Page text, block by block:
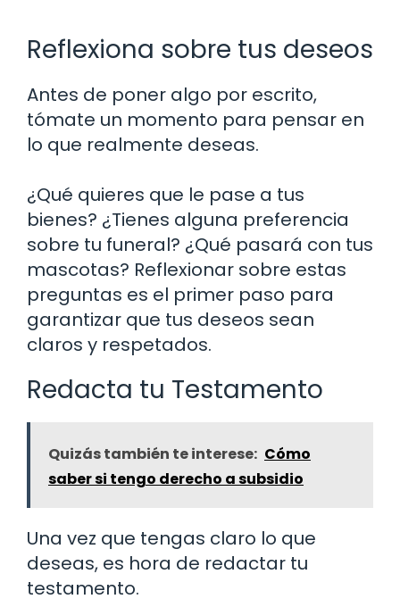
Reflexiona sobre tus deseos
Antes de poner algo por escrito,
tómate un momento para pensar en
lo que realmente deseas.
¿Qué quieres que le pase a tus
bienes? ¿Tienes alguna preferencia
sobre tu funeral? ¿Qué pasará con tus
mascotas? Reflexionar sobre estas
preguntas es el primer paso para
garantizar que tus deseos sean
claros y respetados.
Redacta tu Testamento
Quizás también te interese: Cómo
saber si tengo derecho a subsidio
Una vez que tengas claro lo que
deseas, es hora de redactar tu
testamento.